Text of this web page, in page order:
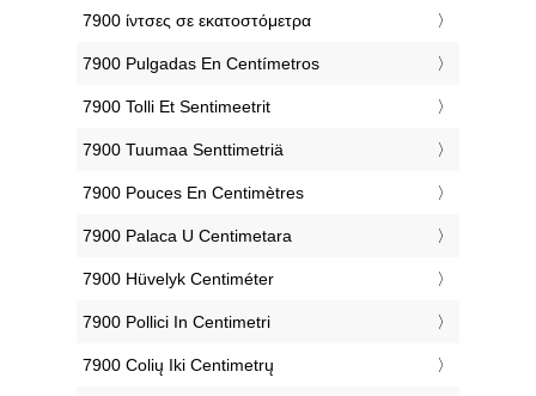
‎7900 ίντσες σε εκατοστόμετρα
‎7900 Pulgadas En Centímetros
‎7900 Tolli Et Sentimeetrit
‎7900 Tuumaa Senttimetriä
‎7900 Pouces En Centimètres
‎7900 Palaca U Centimetara
‎7900 Hüvelyk Centiméter
‎7900 Pollici In Centimetri
‎7900 Colių Iki Centimetrų